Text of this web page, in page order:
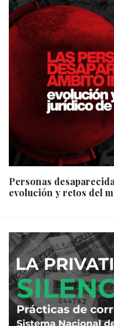
Personas
evolución y retos del